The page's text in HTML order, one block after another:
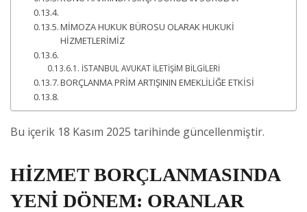
MİMOZA HUKUK BÜROSU OLARAK HUKUKİ
HİZMETLERİMİZ
İSTANBUL AVUKAT İLETİŞİM BİLGİLERİ
BORÇLANMA PRİM ARTIŞININ EMEKLİLİĞE ETKİSİ
Bu içerik 18 Kasım 2025 tarihinde güncellenmiştir.
HİZMET BORÇLANMASINDA
YENİ DÖNEM: ORANLAR